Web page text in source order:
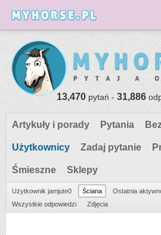
13,470pytań -31,886
Artykuły i porady Pytania
Użytkownicy Zadaj pytanie
Śmieszne Sklepy
Użytkownik jamjute0 Ściana Ostatnia
Wszystkie odpowiedzi
Zdjęcia